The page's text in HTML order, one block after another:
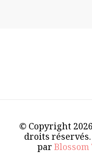
© Copyright 2026
droits réservés.
par